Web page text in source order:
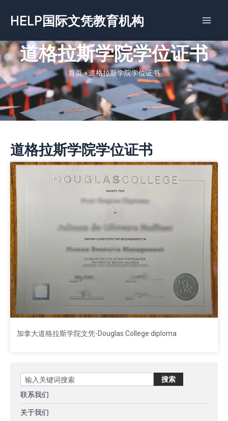
容
HELP国际文凭教育机构
道格拉斯学院学位证书
首页»道格拉斯学院学位证书
道格拉斯学院学位证书
加拿大道格拉斯学院文凭-Douglas College diploma
Search 搜索
联系我们
关于我们